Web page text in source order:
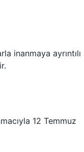
inanmaya ayrıntılı
12 Temmuz